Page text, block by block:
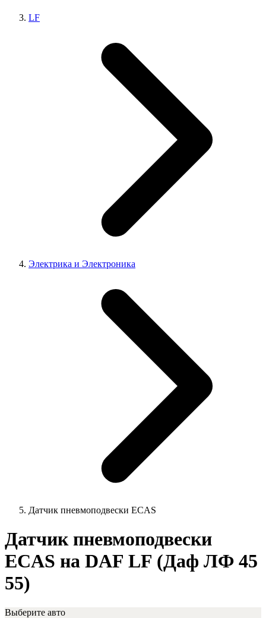
LF
Электрика и Электроника
Датчик пневмоподвески ECAS
Датчик пневмоподвески
ECAS на DAF LF (Даф ЛФ 45
55)
Выберите авто